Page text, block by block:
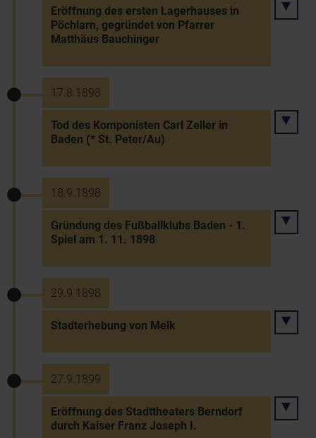
Eröffnung des ersten Lagerhauses in
Pöchlarn, gegründet von Pfarrer
Matthäus Bauchinger
17.8.1898
Tod des Komponisten Carl Zeller in
Baden (* St. Peter/Au)
18.9.1898
Gründung des Fußballklubs Baden - 1.
Spiel am 1. 11. 1898
29.9.1898
Stadterhebung von Melk
27.9.1899
Eröffnung des Stadttheaters Berndorf
durch Kaiser Franz Joseph I.